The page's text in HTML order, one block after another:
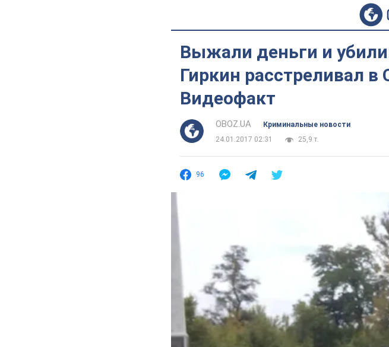
Выжали деньги и
Гиркин расстреливал
Видеофакт
OBOZ.UA
Криминальные новости
24.01.2017 02:31
25,9 т.
96